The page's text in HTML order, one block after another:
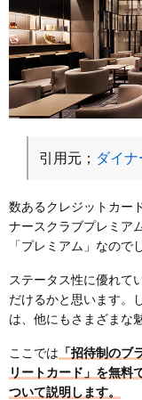
引用元； ダイ
数あるクレジットカー
ナースクラブプレミア
「プレミアム」なので
ステータス性に優れて
だけるかと思います。
は、他にもさまざまな
ここでは 「招待制のブ
リートカード」を無料
ついて説明します。